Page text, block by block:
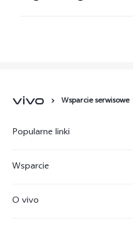
Wsparcie serwisowe
Popularne linki
X300 FE
Wsparcie
O vivo